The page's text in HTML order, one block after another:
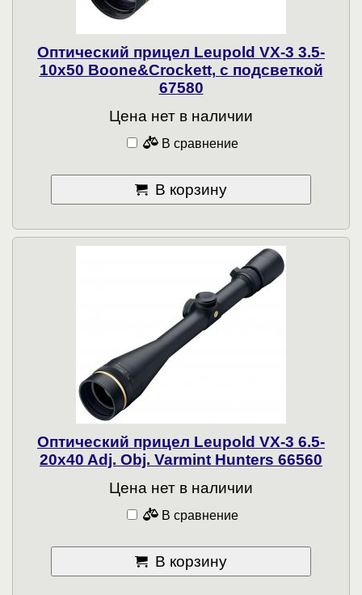
Оптический прицел Leupold VX-3 3.5-
10x50 Boone&Crockett, с подсветкой
67580
Цена нет в наличии
В сравнение
В корзину
Оптический прицел Leupold VX-3 6.5-
20x40 Adj. Obj. Varmint Hunters 66560
Цена нет в наличии
В сравнение
В корзину